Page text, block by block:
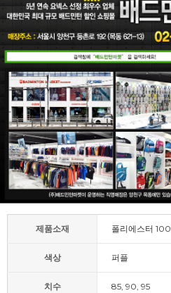
제품소재 폴리에스터
색상 퍼플
치수 85, 90, 95